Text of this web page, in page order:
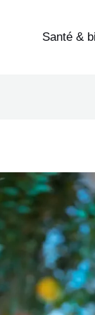
Santé &